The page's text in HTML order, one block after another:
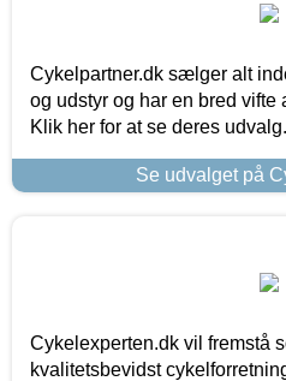
Cykelpartner.dk sælger alt
og udstyr og har en bred vifte
Klik her for at se deres udvalg.
Se udvalget på
Cykelexperten.dk vil fremstå
kvalitetsbevidst